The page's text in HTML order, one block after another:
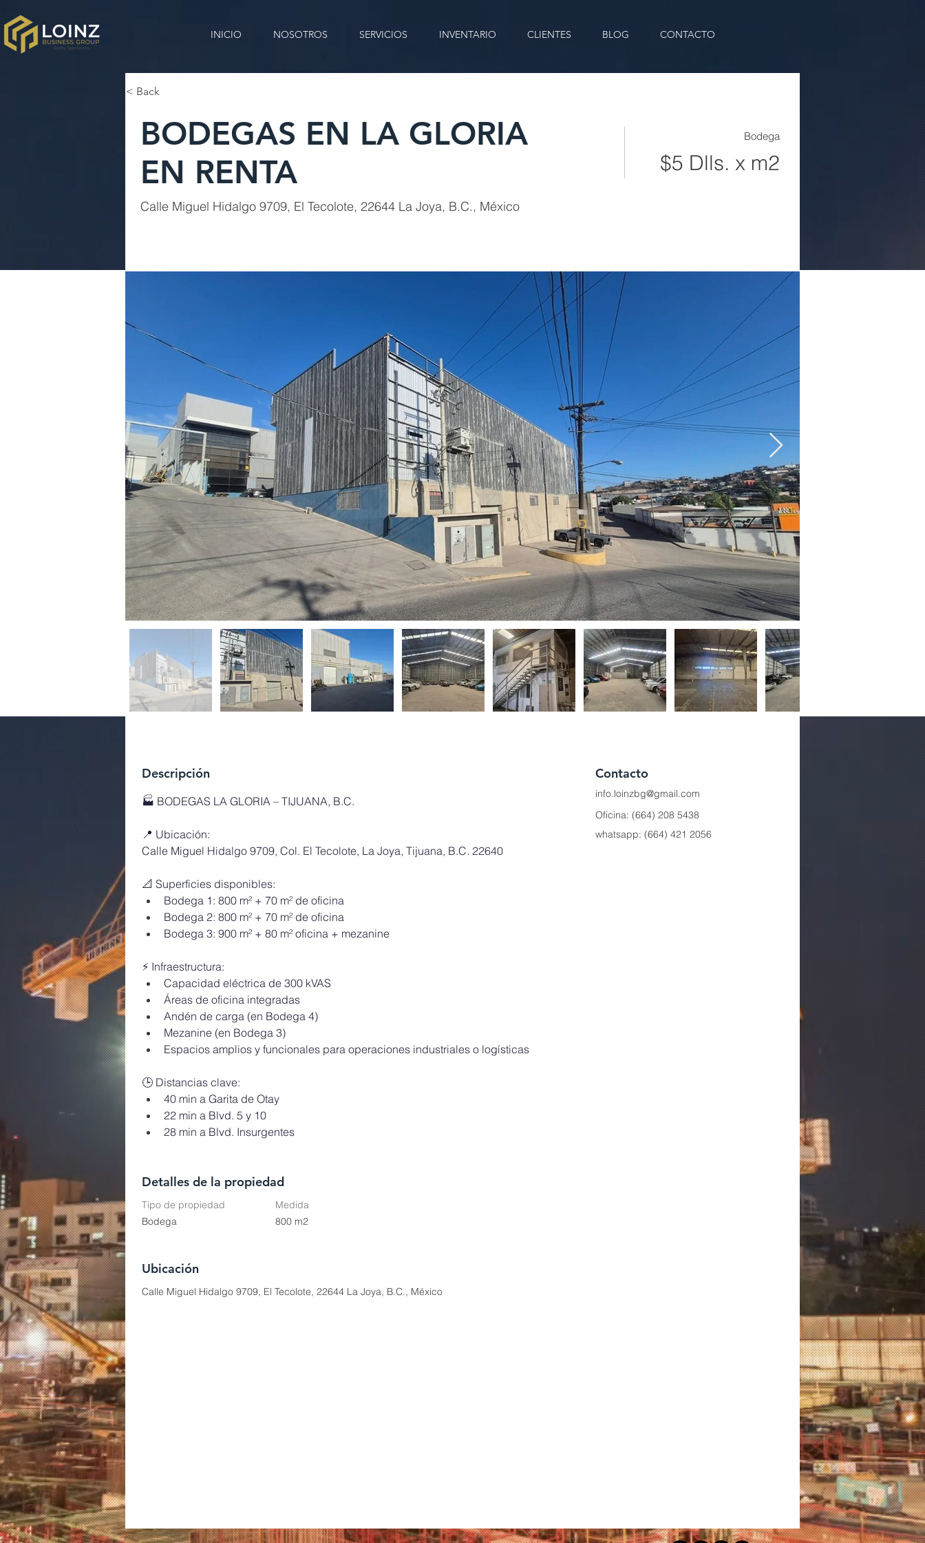
INICIO NOSOTROS SERVICIOS INVENTARIO CLIENTES BLOG CONTACTO
< Back
BODEGAS EN LA GLORIA
EN RENTA
Calle Miguel Hidalgo 9709, El Tecolote, 22644 La Joya, B.C., México
Bodega
$5 Dlls. x m2
Descripción
🏭 BODEGAS LA GLORIA – TIJUANA, B.C.
📍 Ubicación:
Calle Miguel Hidalgo 9709, Col. El Tecolote, La Joya, Tijuana, B.C. 22640
📐 Superficies disponibles:
Bodega 1: 800 m² + 70 m² de oficina
Bodega 2: 800 m² + 70 m² de oficina
Bodega 3: 900 m² + 80 m² oficina + mezanine
⚡ Infraestructura:
Capacidad eléctrica de 300 kVAS
Áreas de oficina integradas
Andén de carga (en Bodega 4)
Mezanine (en Bodega 3)
Espacios amplios y funcionales para operaciones industriales o logísticas
🕒 Distancias clave:
40 min a Garita de Otay
22 min a Blvd. 5 y 10
28 min a Blvd. Insurgentes
Contacto
info.loinzbg@gmail.com
Oficina: (664) 208 5438
whatsapp: (664) 421 2056
Detalles de la propiedad
Tipo de propiedad
Bodega
Medida
800 m2
Ubicación
Calle Miguel Hidalgo 9709, El Tecolote, 22644 La Joya, B.C., México